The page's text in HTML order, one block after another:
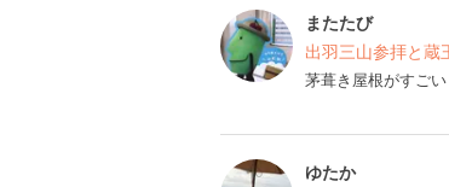
またたび
出羽三山参拝と蔵
茅葺き屋根がすごい
ゆたか